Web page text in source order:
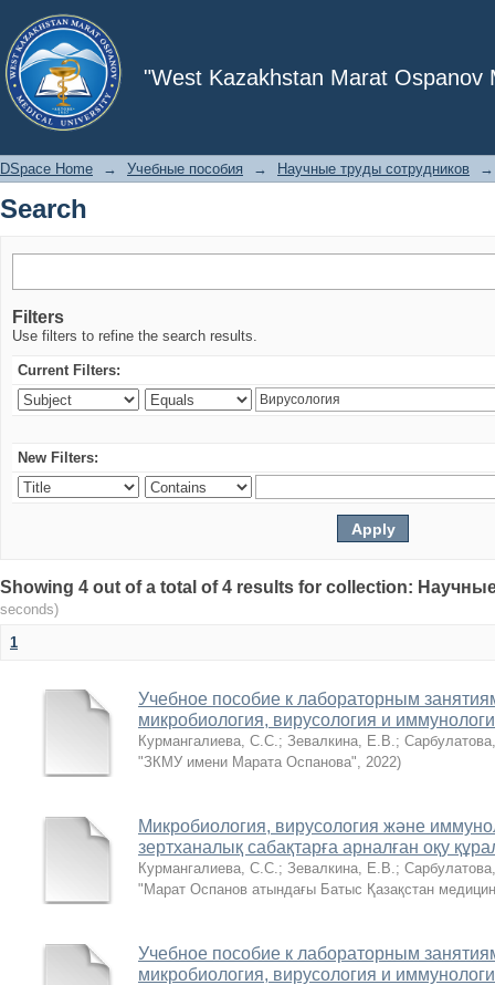
"West Kazakhstan Marat Ospanov
Search
DSpace Home → Учебные пособия → Научные труды сотрудников →
Search
Filters
Use filters to refine the search results.
Current Filters:
New Filters:
Showing 4 out of a total of 4 results for collection:
seconds)
1
Учебное пособие к лaборaторным
микробиология, вирусология и
Курмaнгaлиевa, С.С.; Зевaлкина, Е.В.;
"ЗКМУ имени Марата Оспанова", 2022)
Микробиология, вирусология және
зертханалық сабақтарға арналған оқу
Курмангалиева, С.С.; Зевалкина, Е.В.;
"Марат Оспанов атындағы Батыс Қазақстан
Учебное пособие к лaборaторным
микробиология, вирусология и